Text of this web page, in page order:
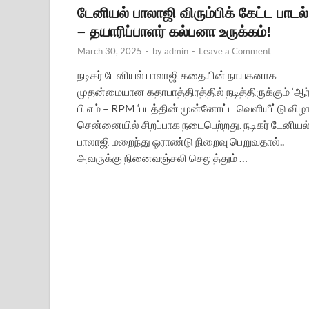
டேனியல் பாலாஜி விரும்பிக் கேட்ட பாடல்
– தயாரிப்பாளர் கல்பனா உருக்கம்!
March 30, 2025 - byadmin - Leave a Comment
நடிகர் டேனியல் பாலாஜி கதையின் நாயகனாக
முதன்மையான கதாபாத்திரத்தில் நடித்திருக்கும்
பி எம் – RPM ‘படத்தின் முன்னோட்ட வெளியீட்டு
சென்னையில் சிறப்பாக நடைபெற்றது. நடிகர் டேனியல்
பாலாஜி மறைந்து ஓராண்டு நிறைவு பெறுவதால்..
அவருக்கு நினைவஞ்சலி செலுத்தும் …